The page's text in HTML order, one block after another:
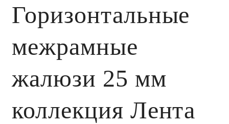
Горизонтальные
межрамные
жалюзи 25 мм
коллекция Лента